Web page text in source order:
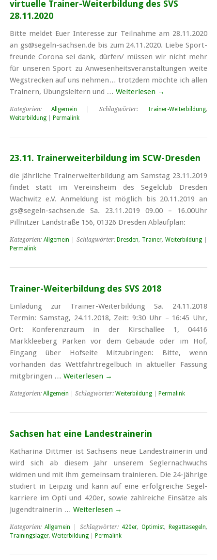
virtuelle Trainer-Wei­ter­bil­dung des SVS
28.11.2020
Bitte meldet Euer Interesse zur Teilnahme am 28.11.2020
an gs@segeln-sachsen.de bis zum 24.11.2020. Lie­be Sport­
freun­de Co­ro­na sei dank, dür­fen/ müs­sen wir nicht mehr
für un­se­ren Sport zu An­we­sen­heits­ver­an­stal­tun­gen wei­te
Weg­stre­cken auf uns neh­men… trotz­dem möch­te ich al­len
Trai­nern, Übungs­lei­tern und … Weiterlesen →
Kategorien: Allgemein | Schlagwörter: Trainer-Weiterbildung,
Weiterbildung
Permalink
23.11. Trainerweiterbildung im SCW-Dresden
die jährliche Trainerweiterbildung am Samstag 23.11.2019
findet statt im Vereinsheim des Segelclub Dresden
Wachwitz e.V. Anmeldung ist möglich bis 20.11.2019 an
gs@segeln-sachsen.de Sa. 23.11.2019 09.00 – 16.00Uhr
Pillnitzer Landstraße 156, 01326 Dresden Ablaufplan:
Kategorien: Allgemein | Schlagwörter: Dresden, Trainer,Weiterbildung
Permalink
Trainer-Weiterbildung des SVS 2018
Einladung zur Trainer-Weiterbildung Sa. 24.11.2018
Termin: Samstag, 24.11.2018, Zeit: 9:30 Uhr – 16:45 Uhr,
Ort: Konferenzraum in der Kirschallee 1, 04416
Markkleeberg Parken vor dem Gebäude oder im Hof,
Eingang über Hofseite Mitzubringen: Bitte, wenn
vorhanden das Wettfahrtregelbuch in aktueller Fassung
mitgbringen … Weiterlesen →
Kategorien: Allgemein | Schlagwörter: Weiterbildung Permalink
Sachsen hat eine Landestrainerin
Katharina Dittmer ist Sachsens neue Landestrainerin und
wird sich ab diesem Jahr unserem Segler­nachwuchs
widmen und mit ihm gemeinsam trainieren. Die 24-jährige
studiert in Leipzig und kann auf eine erfolg­reiche Segel­
karriere im Opti und 420er, sowie zahl­reiche Einsätze als
Jugend­trainerin … Weiterlesen →
Kategorien:Allgemein | Schlagwörter: 420er, Optimist, Regattasegeln,
Trainingslager, Weiterbildung Permalink